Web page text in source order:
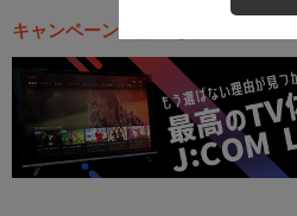
キャンペーン・お得な情報